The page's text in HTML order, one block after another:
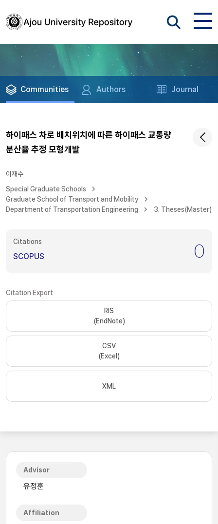
Communities Authors Journal
하이패스 차로 배치위치에 따른 하이패스 교통량
분산율 추정 모형개발
이재수
Special Graduate Schools
Graduate School of Transport and Mobility
Department of Transportation Engineering
3. Theses(Master)
Citations
SCOPUS 0
Citation Export
RIS
(EndNote)
CSV
(Excel)
XML
Advisor
유정훈
Affiliation